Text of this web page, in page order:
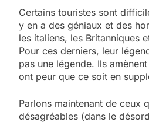
Certains touristes sont
y en a des géniaux et des
les italiens, les Britanniques
Pour ces derniers, leur
pas une légende. Ils
ont peur que ce soit en
Parlons maintenant de ceux
désagréables (dans le